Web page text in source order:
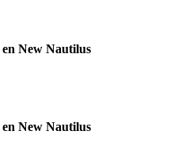
New Nautilus
New Nautilus